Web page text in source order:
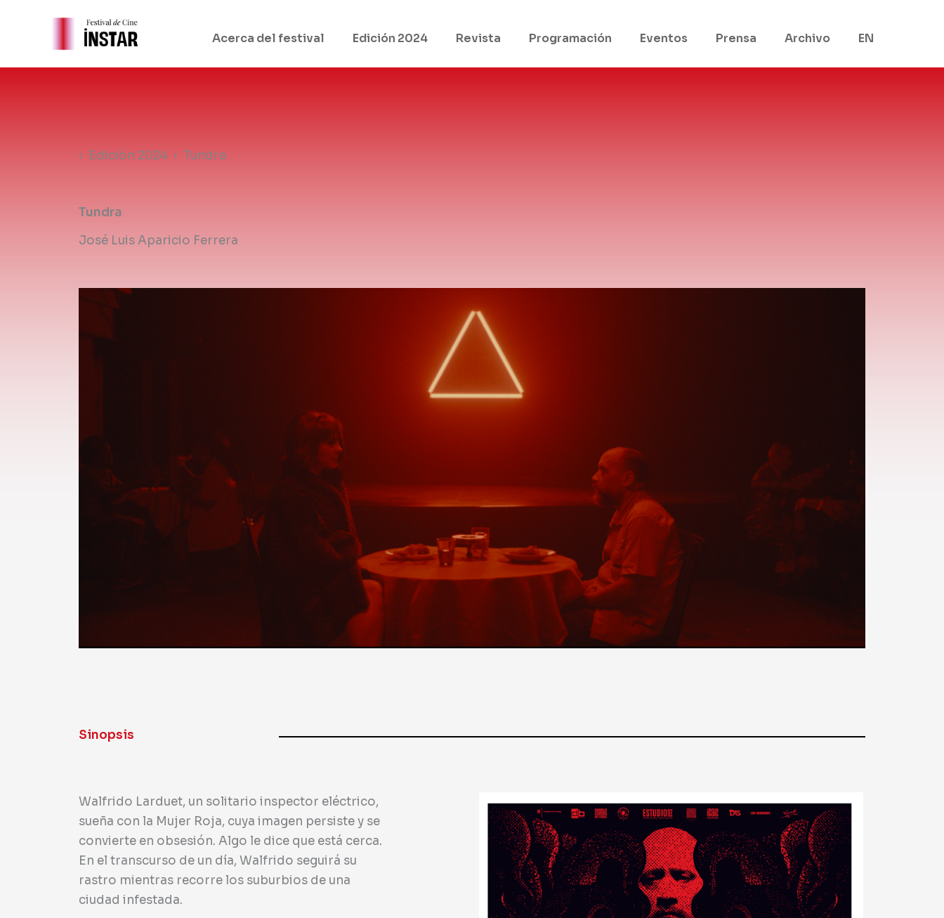
contenido
Acerca del festival Edición 2024 Revista Programación Eventos Prensa Archivo EN
‹ Edición 2024 ‹ Tundra
Tundra
José Luis Aparicio Ferrera
Sinopsis
Walfrido Larduet, un solitario inspector eléctrico,
sueña con la Mujer Roja, cuya imagen persiste y se
convierte en obsesión. Algo le dice que está cerca.
En el transcurso de un día, Walfrido seguirá su
rastro mientras recorre los suburbios de una
ciudad infestada.